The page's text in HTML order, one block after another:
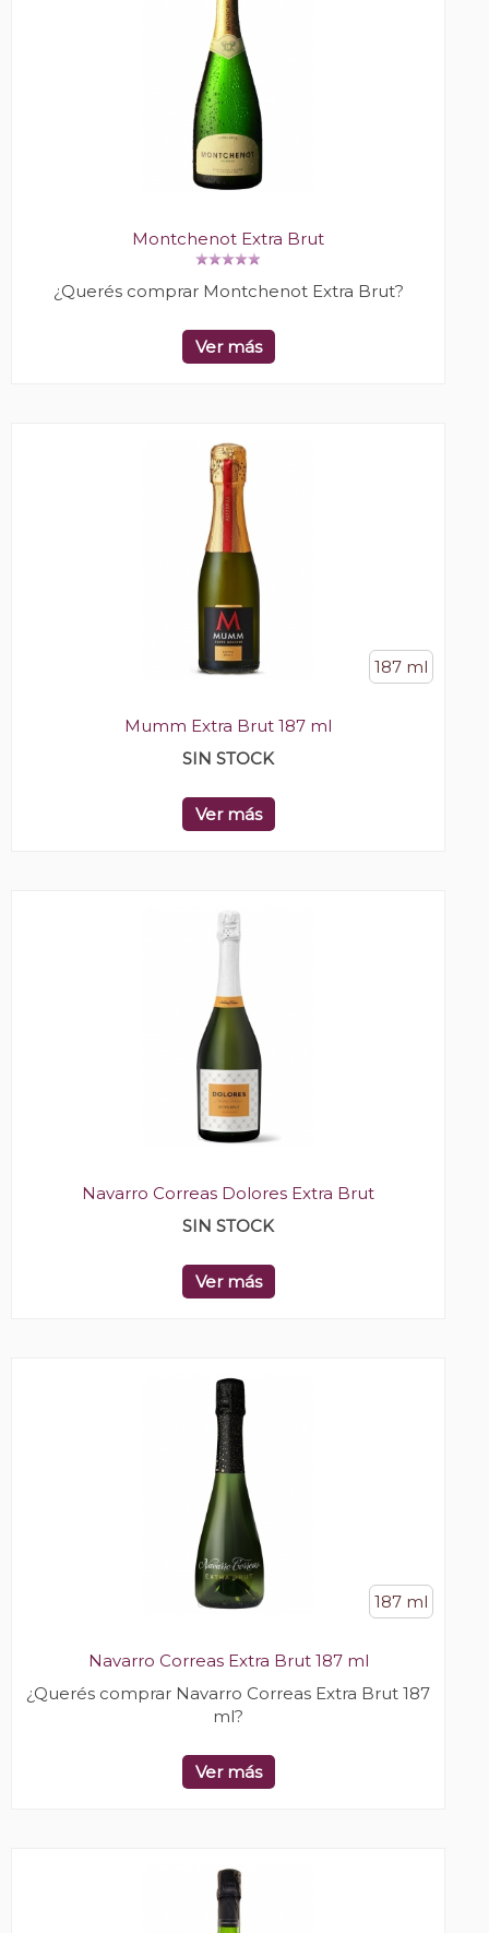
Montchenot Extra Brut
¿Querés comprar Montchenot Extra Brut?
Ver más
187 ml
Mumm Extra Brut 187 ml
SIN STOCK
Ver más
Navarro Correas Dolores Extra Brut
SIN STOCK
Ver más
187 ml
Navarro Correas Extra Brut 187 ml
¿Querés comprar Navarro Correas Extra Brut 187
ml?
Ver más